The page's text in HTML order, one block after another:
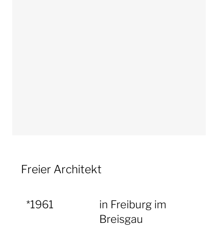
Freier Architekt
*1961
in Freiburg im
Breisgau